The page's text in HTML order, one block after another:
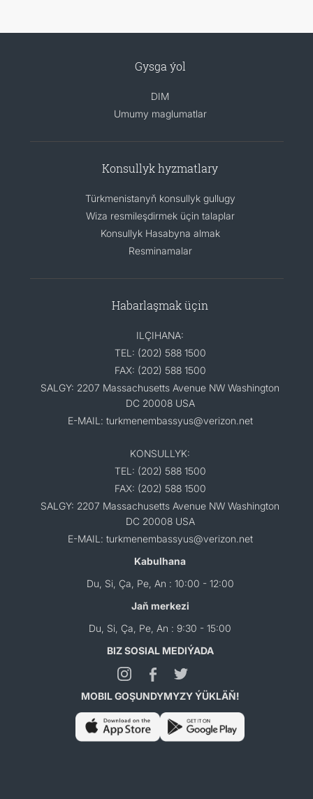
Gysga ýol
DIM
Umumy maglumatlar
Konsullyk hyzmatlary
Türkmenistanyň konsullyk gullugy
Wiza resmileşdirmek üçin talaplar
Konsullyk Hasabyna almak
Resminamalar
Habarlaşmak üçin
ILÇIHANA:
TEL: (202) 588 1500
FAX: (202) 588 1500
SALGY: 2207 Massachusetts Avenue NW Washington
DC 20008 USA
E-MAIL: turkmenembassyus@verizon.net
KONSULLYK:
TEL: (202) 588 1500
FAX: (202) 588 1500
SALGY: 2207 Massachusetts Avenue NW Washington
DC 20008 USA
E-MAIL: turkmenembassyus@verizon.net
Kabulhana
Du, Si, Ça, Pe, An : 10:00 - 12:00
Jaň merkezi
Du, Si, Ça, Pe, An : 9:30 - 15:00
BIZ SOSIAL MEDIÝADA
MOBIL GOŞUNDYMYZY ÝÜKLÄŇ!